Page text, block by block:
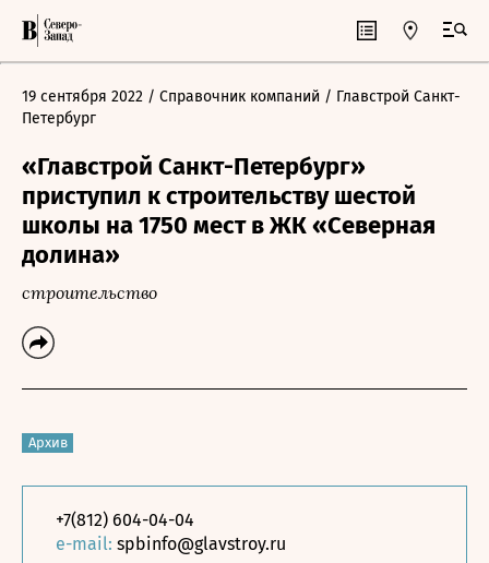
19 сентября 2022 / Справочник компаний / Главстрой Санкт-
Петербург
«Главстрой Санкт-Петербург»
приступил к строительству шестой
школы на 1750 мест в ЖК «Северная
долина»
строительство
Архив
+7(812) 604-04-04
e-mail: spbinfo@glavstroy.ru